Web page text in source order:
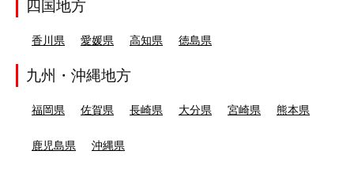
四国地方
香川県 愛媛県 高知県 徳島県
九州・沖縄地方
福岡県 佐賀県 長崎県 大分県 宮崎県 熊本県
鹿児島県 沖縄県